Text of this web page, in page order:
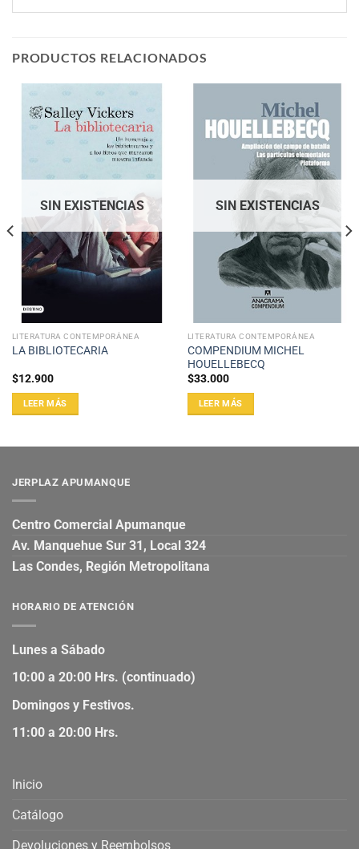
PRODUCTOS RELACIONADOS
SIN EXISTENCIAS
LITERATURA CONTEMPORÁNEA
LA BIBLIOTECARIA
$12.900
LEER MÁS
SIN EXISTENCIAS
LITERATURA CONTEMPORÁNEA
COMPENDIUM MICHEL
HOUELLEBECQ
$33.000
LEER MÁS
JERPLAZ APUMANQUE
Centro Comercial Apumanque
Av. Manquehue Sur 31, Local 324
Las Condes, Región Metropolitana
HORARIO DE ATENCIÓN
Lunes a Sábado
10:00 a 20:00 Hrs. (continuado)
Domingos y Festivos.
11:00 a 20:00 Hrs.
Inicio
Catálogo
Devoluciones y Reembolsos